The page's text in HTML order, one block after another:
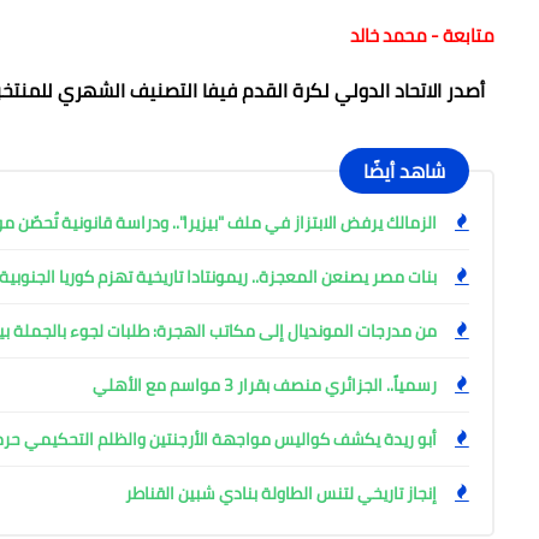
متابعة - محمد خالد
أصدر الاتحاد الدولي لكرة القدم فيفا التصنيف الشهري
شاهد أيضًا
الزمالك يرفض الابتزاز في ملف "بيزيرا".. ودراسة قانونية تُحصّن
بنات مصر يصنعن المعجزة.. ريمونتادا تاريخية تهزم كوريا الجنوبية 28-27 في مونديال اليد
من مدرجات المونديال إلى مكاتب الهجرة: طلبات لجوء بالجملة
رسمياً.. الجزائري منصف بقرار 3 مواسم مع الأهلي
أبو ريدة يكشف كواليس مواجهة الأرجنتين والظلم التحكيمي
إنجاز تاريخي لتنس الطاولة بنادي شبين القناطر